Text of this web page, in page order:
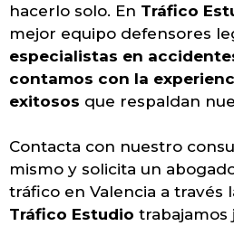
hacerlo solo. En Tráfico
mejor equipo defensores
especialistas en
contamos con la
exitosos que respaldan
Contacta con nuestro
mismo y solicita un
tráfico en Valencia a través
Tráfico Estudio trabajamos